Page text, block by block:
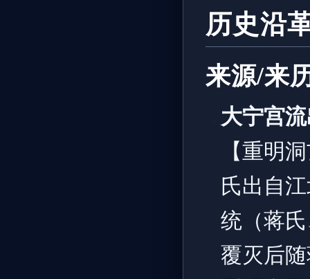
历史沿
来源/来
大宁宫
【重明
氏出自
统（蒋
覆灭后